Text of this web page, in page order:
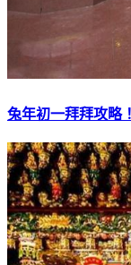
兔年初一拜拜攻